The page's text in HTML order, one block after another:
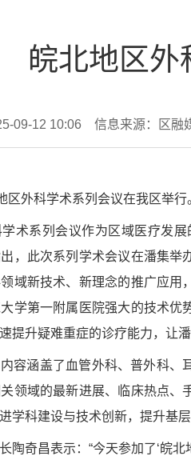
皖北地区外
09-12 10:06 信息来源：区融
区外科学术系列会议在我区举
术系列会议作为区域医疗发
，此次系列学术会议在潘集
域新技术、新理念的推广应
学第一附属医院强大的技术优
提升疑难重症的诊疗能力，让
容涵盖了血管外科、普外科
领域的最新进展、临床热点
学科建设与技术创新，提升基
陶奇昌表示：“今天参加了‘皖